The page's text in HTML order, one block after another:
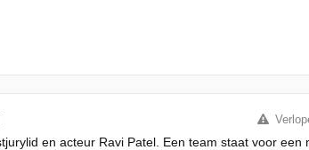
en acteur Ravi Patel. Een team staat voor een